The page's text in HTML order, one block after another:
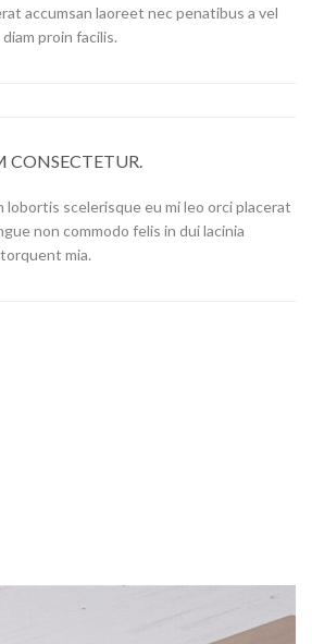
accumsan laoreet nec penatibus a vel
proin facilis.
CONSECTETUR.
lobortis scelerisque eu mi leo orci placerat
non commodo felis in dui lacinia
mia.